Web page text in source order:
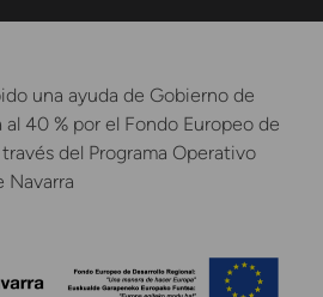
una ayuda de Gobierno de
40 % por el Fondo Europeo de
del Programa Operativo
Navarra